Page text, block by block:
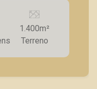
jardim de
pia,
hidro e
1.400m²
Terreno